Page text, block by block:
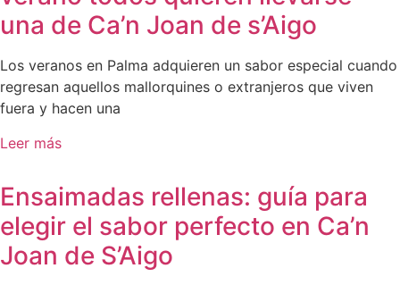
una de Ca’n Joan de s’Aigo
Los veranos en Palma adquieren un sabor especial cuando
regresan aquellos mallorquines o extranjeros que viven
fuera y hacen una
Leer más
Ensaimadas rellenas: guía para
elegir el sabor perfecto en Ca’n
Joan de S’Aigo